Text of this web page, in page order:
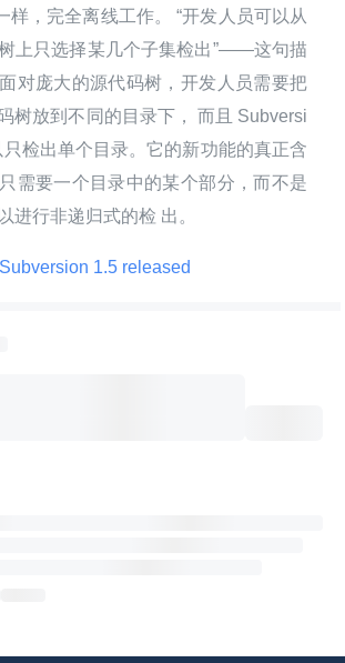
样，完全离线工作。 “开发人员可以从
上只选择某几个子集检出”——这句描
对庞大的源代码树，开发人员需要把
树放到不同的目录下， 而且 Subversi
检出单个目录。它的新功能的真正含
需要一个目录中的某个部分，而不是
进行非递归式的检 出。
Subversion 1.5 released